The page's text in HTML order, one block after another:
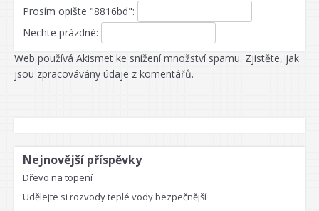
Prosím opište "8816bd":
Nechte prázdné:
Web používá Akismet ke snížení množství spamu. Zjistěte, jak
jsou zpracovávány údaje z komentářů.
Nejnovější příspěvky
Dřevo na topení
Udělejte si rozvody teplé vody bezpečnější